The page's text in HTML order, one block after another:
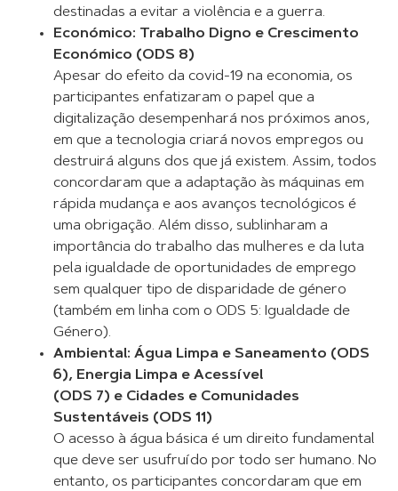
destinadas a evitar a violência e a guerra.
Económico: Trabalho Digno e Crescimento
Económico (ODS 8)
Apesar do efeito da covid-19 na economia, os
participantes enfatizaram o papel que a
digitalização desempenhará nos próximos anos,
em que a tecnologia criará novos empregos ou
destruirá alguns dos que já existem. Assim, todos
concordaram que a adaptação às máquinas em
rápida mudança e aos avanços tecnológicos é
uma obrigação. Além disso, sublinharam a
importância do trabalho das mulheres e da luta
pela igualdade de oportunidades de emprego
sem qualquer tipo de disparidade de género
(também em linha com o ODS 5: Igualdade de
Género).
Ambiental: Água Limpa e Saneamento (ODS
6), Energia Limpa e Acessível
(ODS 7) e Cidades e Comunidades
Sustentáveis (ODS 11)
O acesso à água básica é um direito fundamental
que deve ser usufruído por todo ser humano. No
entanto, os participantes concordaram que em